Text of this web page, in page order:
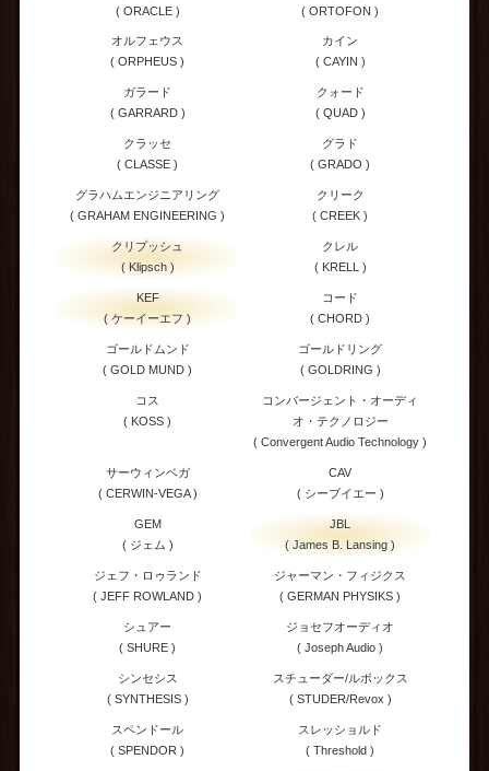
( ORACLE )
( ORTOFON )
オルフェウス
( ORPHEUS )
カイン
( CAYIN )
ガラード
( GARRARD )
クォード
( QUAD )
クラッセ
( CLASSE )
グラド
( GRADO )
グラハムエンジニアリング
( GRAHAM ENGINEERING )
クリーク
( CREEK )
クリプッシュ
( Klipsch )
クレル
( KRELL )
KEF
( ケーイーエフ )
コード
( CHORD )
ゴールドムンド
( GOLD MUND )
ゴールドリング
( GOLDRING )
コス
( KOSS )
コンバージェント・オーディ
オ・テクノロジー
( Convergent Audio Technology )
サーウィンベガ
( CERWIN-VEGA )
CAV
( シーブイエー )
GEM
( ジェム )
JBL
( James B. Lansing )
ジェフ・ロゥランド
( JEFF ROWLAND )
ジャーマン・フィジクス
( GERMAN PHYSIKS )
シュアー
( SHURE )
ジョセフオーディオ
( Joseph Audio )
シンセシス
( SYNTHESIS )
スチューダー/ルボックス
( STUDER/Revox )
スペンドール
( SPENDOR )
スレッショルド
( Threshold )